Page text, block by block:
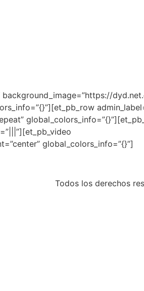
background_image=”https://
global_colors_info=”{}”]
Todos los derechos